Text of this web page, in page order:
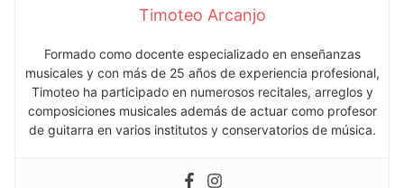
Timoteo Arcanjo
Formado como docente especializado en enseñanzas
musicales y con más de 25 años de experiencia profesional,
Timoteo ha participado en numerosos recitales, arreglos y
composiciones musicales además de actuar como profesor
de guitarra en varios institutos y conservatorios de música.